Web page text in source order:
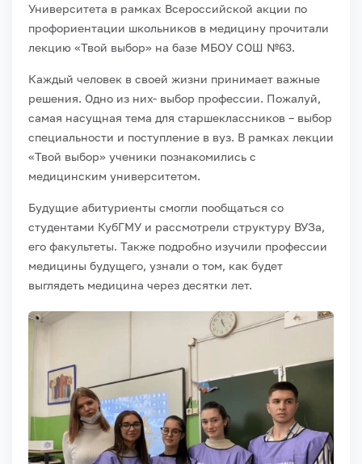
Университета в рамках Всероссийской акции по
профориентации школьников в медицину прочитали
лекцию «Твой выбор» на базе МБОУ СОШ №63.
Каждый человек в своей жизни принимает важные
решения. Одно из них- выбор профессии. Пожалуй,
самая насущная тема для старшеклассников – выбор
специальности и поступление в вуз. В рамках лекции
«Твой выбор» ученики познакомились с
медицинским университетом.
Будущие абитуриенты смогли пообщаться со
студентами КубГМУ и рассмотрели структуру ВУЗа,
его факультеты. Также подробно изучили профессии
медицины будущего, узнали о том, как будет
выглядеть медицина через десятки лет.